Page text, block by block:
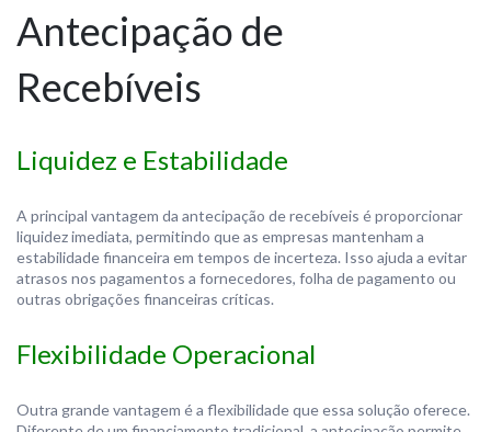
Antecipação de
Recebíveis
Liquidez e Estabilidade
A principal vantagem da antecipação de recebíveis é proporcionar
liquidez imediata, permitindo que as empresas mantenham a
estabilidade financeira em tempos de incerteza. Isso ajuda a evitar
atrasos nos pagamentos a fornecedores, folha de pagamento ou
outras obrigações financeiras críticas.
Flexibilidade Operacional
Outra grande vantagem é a flexibilidade que essa solução oferece.